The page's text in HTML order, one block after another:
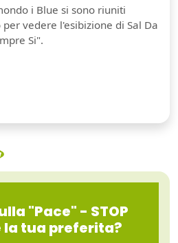
i Blue si sono riuniti
vedere l'esibizione di Sal Da
Si".
"Pace" - STOP
la tua preferita?